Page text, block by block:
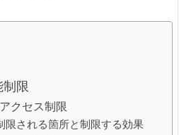
制限
クセス制限
限される箇所と制限する効果